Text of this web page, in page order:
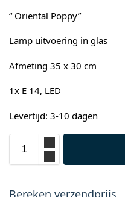
“ Oriental Poppy”
Lamp uitvoering in glas
Afmeting 35 x 30 cm
1x E 14, LED
Levertijd: 3-10 dagen
Bereken verzendprijs